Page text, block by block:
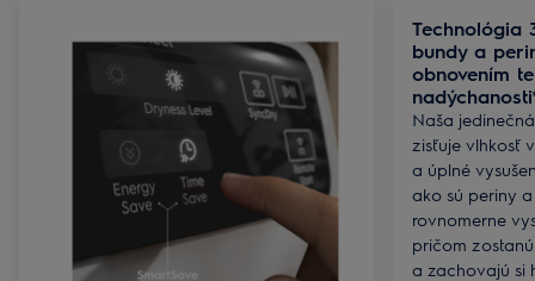
Technológia
bundy a
obnovením
Naša
zisťuje vlhkosť
a úplné
ako sú periny
rovnomerne
pričom
a zachovajú si